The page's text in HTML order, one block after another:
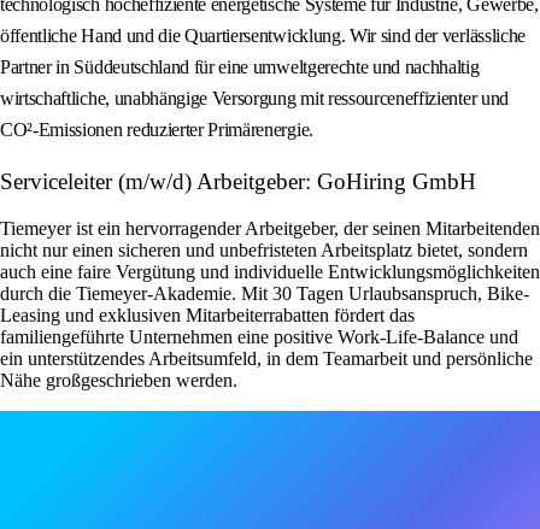
technologisch hocheffiziente energetische Systeme für Industrie, Gewerbe,
öffentliche Hand und die Quartiersentwicklung. Wir sind der verlässliche
Partner in Süddeutschland für eine umweltgerechte und nachhaltig
wirtschaftliche, unabhängige Versorgung mit ressourceneffizienter und
CO²-Emissionen reduzierter Primärenergie.
Serviceleiter (m/w/d) Arbeitgeber: GoHiring GmbH
Tiemeyer ist ein hervorragender Arbeitgeber, der seinen Mitarbeitenden
nicht nur einen sicheren und unbefristeten Arbeitsplatz bietet, sondern
auch eine faire Vergütung und individuelle Entwicklungsmöglichkeiten
durch die Tiemeyer-Akademie. Mit 30 Tagen Urlaubsanspruch, Bike-
Leasing und exklusiven Mitarbeiterrabatten fördert das
familiengeführte Unternehmen eine positive Work-Life-Balance und
ein unterstützendes Arbeitsumfeld, in dem Teamarbeit und persönliche
Nähe großgeschrieben werden.